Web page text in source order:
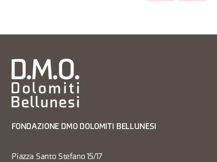
FONDAZIONE DMO DOLOMITI BELLUNESI
Piazza Santo Stefano 15/17